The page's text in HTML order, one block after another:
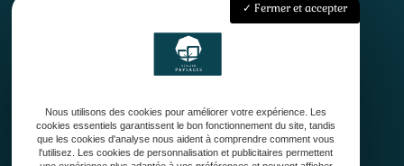
Accueil
Conception
Création
Entretien de jardin
Fermer et accepter
Nous utilisons des cookies pour améliorer votre expérience. Les
cookies essentiels garantissent le bon fonctionnement du site, tandis
que les cookies d'analyse nous aident à comprendre comment vous
l'utilisez. Les cookies de personnalisation et publicitaires permettent